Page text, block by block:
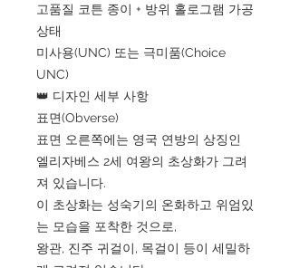
고품질 코튼 종이 + 방위 홀로그램 가공
상태
미사용(UNC) 또는 극미품(Choice
UNC)
👑 디자인 세부 사항
표면(Obverse)
표면 오른쪽에는 영국 연방의 상징인
엘리자베스 2세 여왕의 초상화가 그려
져 있습니다.
이 초상화는 성숙기의 온화하고 위엄있
는 모습을 포착한 것으로,
왕관, 진주 귀걸이, 목걸이 등이 세밀하